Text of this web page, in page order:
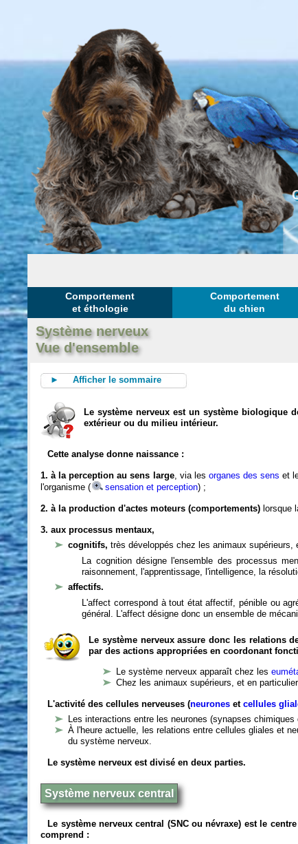
Comportement
et éthologie
Comportement
du chien
Système nerveux
Vue d'ensemble
► Afficher le sommaire
Le système nerveux est un système biologique
extérieur ou du milieu intérieur.
Cette analyse donne naissance :
1. à la perception au sens large, via les organes des sens et
l'organisme (
sensation et perception) ;
2. à la production d'actes moteurs (comportements) lorsque
3. aux processus mentaux,
cognitifs,très développés chez les animaux supérieurs,
La cognition désigne l'ensemble des processus
raisonnement, l'apprentissage, l'intelligence, la
affectifs.
L'affect correspond à tout état affectif, pénible ou
général. L'affect désigne donc un ensemble de
Le système nerveux assure donc les relations
par des actions appropriées en coordonant
Le système nerveux apparaît chez les
Chez les animaux supérieurs, et en
L'activité des cellules nerveuses (neurones etcellules
Les interactions entre les neurones (synapses
À l'heure actuelle, les relations entre cellules gliales et
du système nerveux.
Le système nerveux est divisé en deux parties.
Système nerveux central
Le système nerveux central (SNC ou névraxe) est le
comprend :